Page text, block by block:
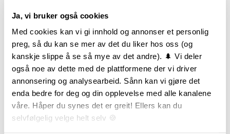
Ja, vi bruker også cookies
Med cookies kan vi gi innhold og annonser et personlig
preg, så du kan se mer av det du liker hos oss (og
kanskje slippe å se så mye av det andre). 🌲 Vi deler
også noe av dette med de plattformene der vi driver
annonsering og analysearbeid. Sånn kan vi gjøre det
enda bedre for deg og din opplevelse med alle kanalene
våre. Håper du synes det er greit! Ellers kan du
selvfølgelig velge helt selv 🍪
41024480
Produktinformasjon
Rektangulær kledning, ofte kalt
tømmermannskledning, har en utbredt tradisjon, og
er den klart vanligste kledningstypen i Norge.
Kledningen monteres som over- og underligger. Den